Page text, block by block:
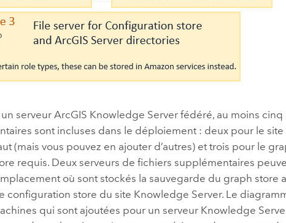
un serveurArcGIS Knowledge Server fédéré, au moins cinq
sont incluses dans le déploiement : deux pour le site
(mais vous pouvez en ajouter d’autres) et trois pour le
requis. Deux serveurs de fichiers supplémentaires
où sont stockés la sauvegarde du graph store
configuration store du site Knowledge Server. Le
qui sont ajoutées pour un serveur Knowledge